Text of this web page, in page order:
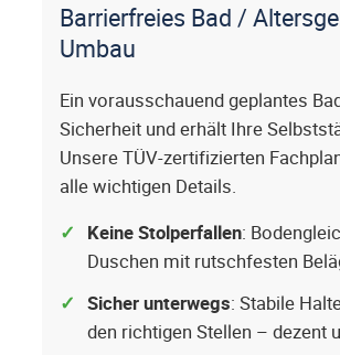
Barrierfreies Bad /
Umbau
Ein vorausschauend geplantes
Sicherheit und erhält Ihre
Unsere TÜV-zertifizierten
alle wichtigen Details.
Keine Stolperfallen:
Duschen mit rutschfesten
Sicher unterwegs: Stabile
den richtigen Stellen – dezent